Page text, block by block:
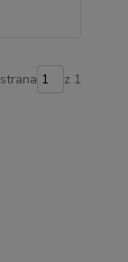
strana z 1